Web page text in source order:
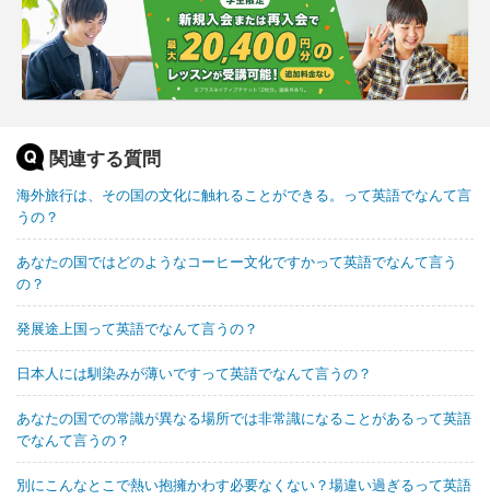
関連する質問
海外旅行は、その国の文化に触れることができる。って英語でなんて言
うの？
あなたの国ではどのようなコーヒー文化ですかって英語でなんて言う
の？
発展途上国って英語でなんて言うの？
日本人には馴染みが薄いですって英語でなんて言うの？
あなたの国での常識が異なる場所では非常識になることがあるって英語
でなんて言うの？
別にこんなとこで熱い抱擁かわす必要なくない？場違い過ぎるって英語